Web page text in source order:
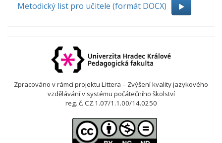
Metodický list pro učitele (formát DOCX)
Zpracováno v rámci projektu Littera – Zvýšení kvality jazykového
vzdělávání v systému počátečního školství
reg. č. CZ.1.07/1.1.00/14.0250